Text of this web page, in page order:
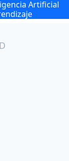
Artificial